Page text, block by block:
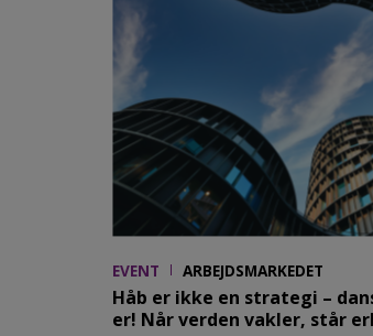
EVENT ARBEJDSMARKEDET
Håb er ikke en strategi –
er! Når verden vakler, står